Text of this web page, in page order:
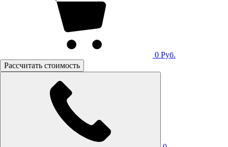
0 Руб.
Рассчитать стоимость